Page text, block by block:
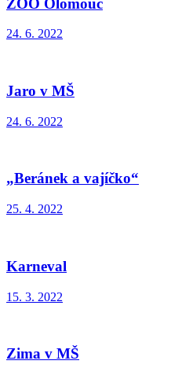
24. 6. 2022
Jaro v MŠ
24. 6. 2022
„Beránek a vajíčko“
25. 4. 2022
Karneval
15. 3. 2022
Zima v MŠ